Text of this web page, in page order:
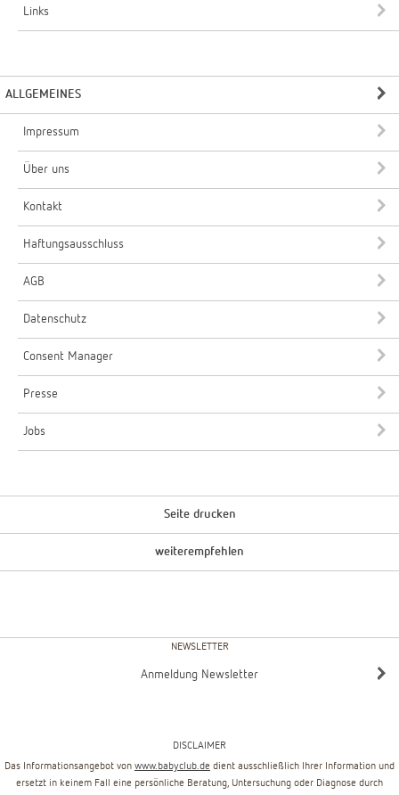
Links
ALLGEMEINES
Impressum
Über uns
Kontakt
Haftungsausschluss
AGB
Datenschutz
Consent Manager
Presse
Jobs
Seite drucken
weiterempfehlen
NEWSLETTER
Anmeldung Newsletter
DISCLAIMER
Das Informationsangebot von www.babyclub.de dient ausschließlich Ihrer Information und
ersetzt in keinem Fall eine persönliche Beratung, Untersuchung oder Diagnose durch